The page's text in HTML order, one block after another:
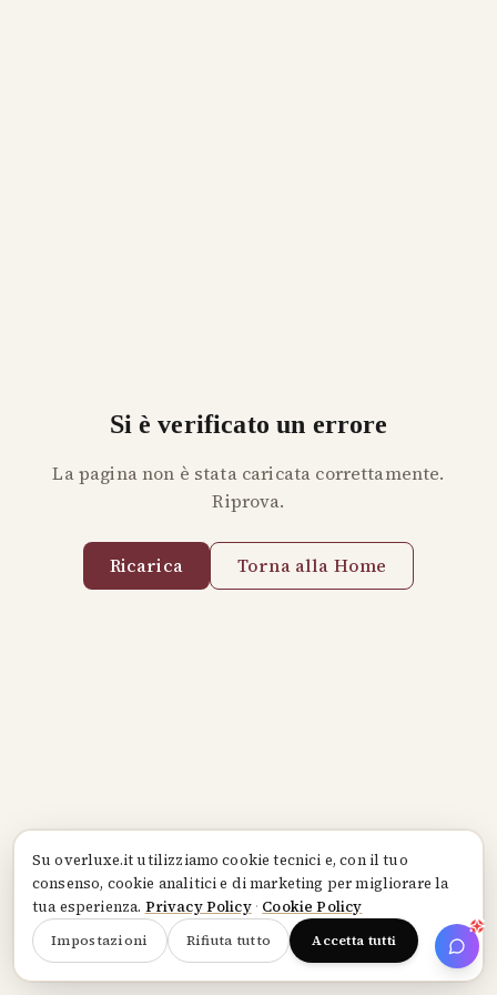
Suoverluxe.itutilizziamo cookie tecnici e, con il tuo
consenso, cookie analitici e di marketing per migliorare la
tua esperienza. Privacy Policy· Cookie Policy
Impostazioni Rifiuta tutto Accetta tutti
Si è verificato un errore
La pagina non è stata caricata correttamente.
Riprova.
Ricarica Torna alla Home